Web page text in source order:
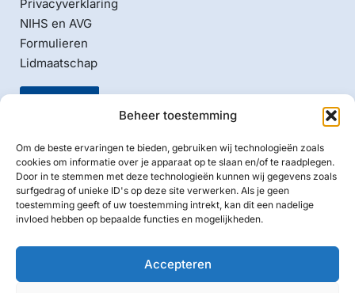
Beheer toestemming
Om de beste ervaringen te bieden, gebruiken wij technologieën zoals
cookies om informatie over je apparaat op te slaan en/of te raadplegen.
Door in te stemmen met deze technologieën kunnen wij gegevens zoals
surfgedrag of unieke ID's op deze site verwerken. Als je geen
toestemming geeft of uw toestemming intrekt, kan dit een nadelige
invloed hebben op bepaalde functies en mogelijkheden.
Accepteren
Privacyverklaring
NIHS en AVG
Formulieren
Lidmaatschap
Naam ANBI:
Nederlands Israelitische Hoofd Synagoge Amsterdam
RSIN/Fiscaal nummer: 002559870
BIC/SWIFT: ABNANL2A
KvK: 55583709